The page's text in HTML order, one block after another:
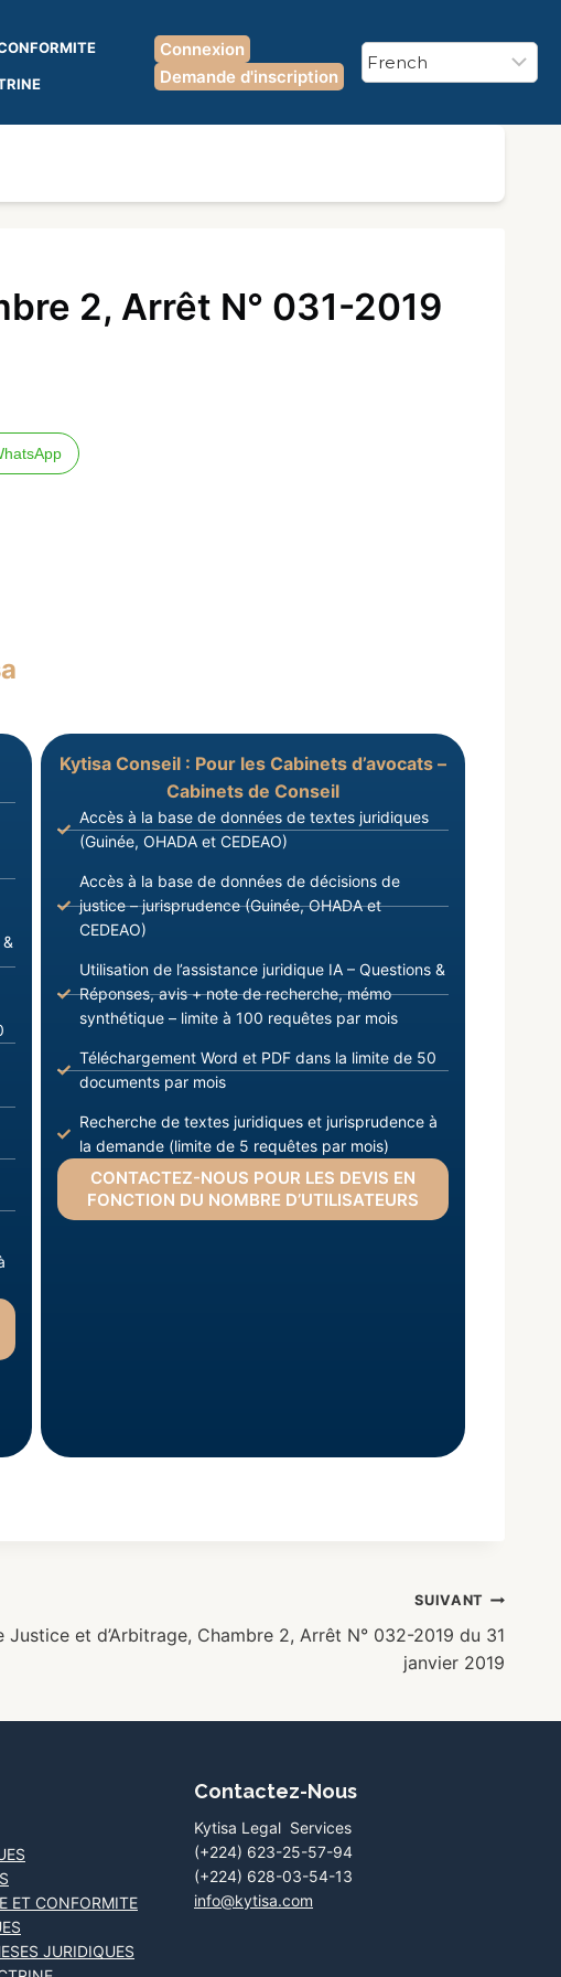
Connexion
Demande d'inscription
2, Arrêt N° 031-2019
Kytisa Conseil : Pour les Cabinets d’avocats –
Cabinets de Conseil
Accès à la base de données de textes juridiques
(Guinée, OHADA et CEDEAO)
Accès à la base de données de décisions de
justice – jurisprudence (Guinée, OHADA et
CEDEAO)
Utilisation de l’assistance juridique IA – Questions &
Réponses, avis + note de recherche, mémo
synthétique – limite à 100 requêtes par mois
Téléchargement Word et PDF dans la limite de 50
documents par mois
Recherche de textes juridiques et jurisprudence à
la demande (limite de 5 requêtes par mois)
CONTACTEZ-NOUS POUR LES DEVIS EN
FONCTION DU NOMBRE D’UTILISATEURS
SUIVANT
Justice et d’Arbitrage, Chambre 2, Arrêt N° 032-2019 du 31
janvier 2019
ET CONFORMITE
JURIDIQUES
Contactez-Nous
Kytisa Legal Services
(+224) 623-25-57-94
(+224) 628-03-54-13
info@kytisa.com